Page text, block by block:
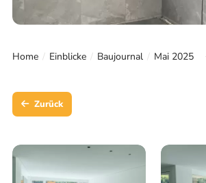
Home Einblicke Baujournal Mai 2025
Zurück